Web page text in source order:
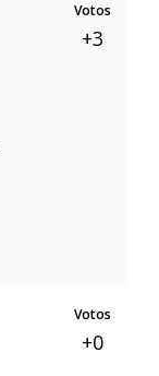
Votos
+3
Votos
+0